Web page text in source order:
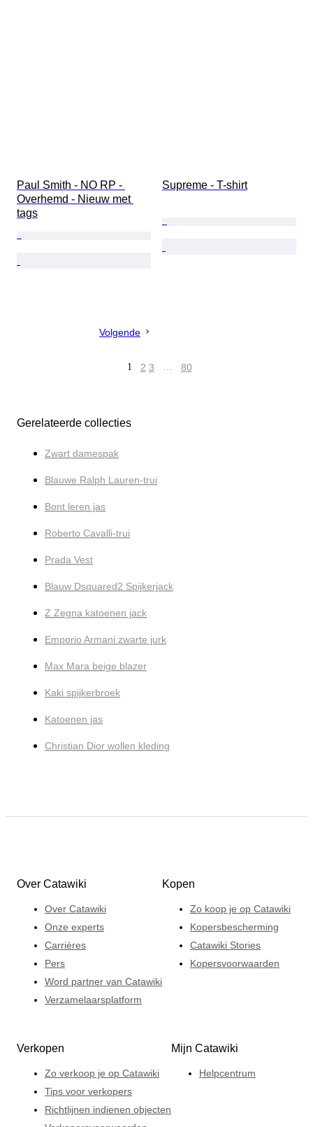
Paul Smith - NO RP -
Overhemd - Nieuw met
tags
Supreme - T-shirt
Volgende
1 2 3 … 80
Gerelateerde collecties
Zwart damespak
Blauwe Ralph Lauren-trui
Bont leren jas
Roberto Cavalli-trui
Prada Vest
Blauw Dsquared2 Spijkerjack
Z Zegna katoenen jack
Emporio Armani zwarte jurk
Max Mara beige blazer
Kaki spijkerbroek
Katoenen jas
Christian Dior wollen kleding
Over Catawiki
Over Catawiki
Onze experts
Carrières
Pers
Word partner van Catawiki
Verzamelaarsplatform
Kopen
Zo koop je op Catawiki
Kopersbescherming
Catawiki Stories
Kopersvoorwaarden
Verkopen
Zo verkoop je op Catawiki
Tips voor verkopers
Richtlijnen indienen objecten
Mijn Catawiki
Helpcentrum